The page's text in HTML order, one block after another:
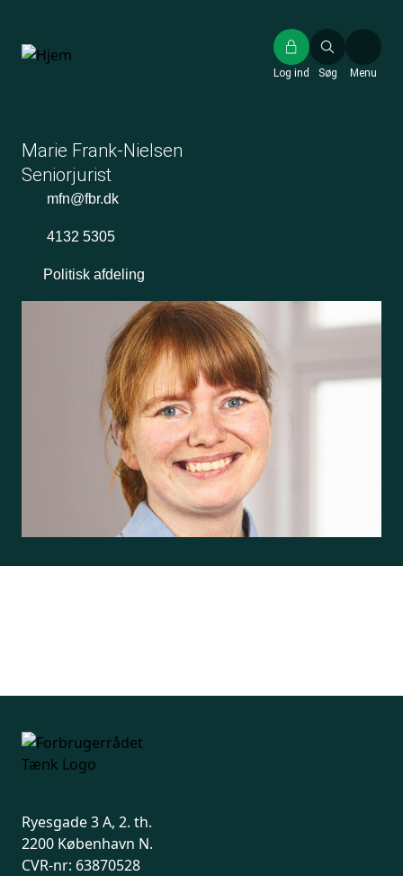
hovedindhold
Søg
Log ind Menu
Marie Frank-Nielsen
Seniorjurist
mfn@fbr.dk
4132 5305
Politisk afdeling
Ryesgade 3 A, 2. th.
2200 København N.
CVR-nr: 63870528